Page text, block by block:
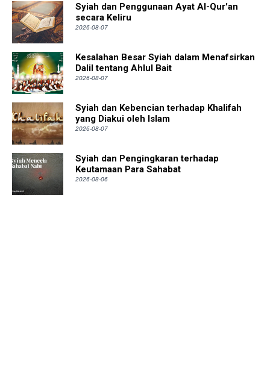
Syiah dan Penggunaan Ayat Al-Qur'an
secara Keliru
2026-08-07
Kesalahan Besar Syiah dalam Menafsirkan
Dalil tentang Ahlul Bait
2026-08-07
Syiah dan Kebencian terhadap Khalifah
yang Diakui oleh Islam
2026-08-07
Syiah dan Pengingkaran terhadap
Keutamaan Para Sahabat
2026-08-06